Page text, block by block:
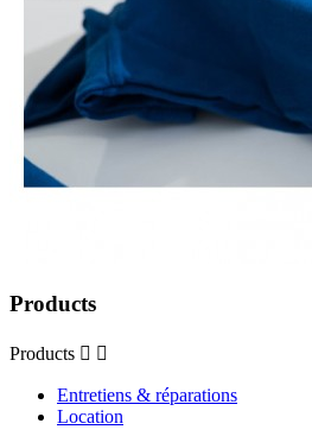
Products
Products  
Entretiens & réparations
Location